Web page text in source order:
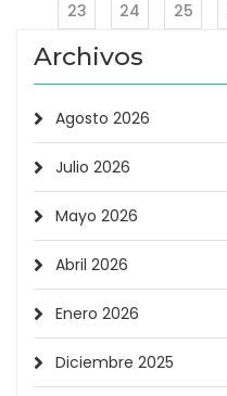
23
24 25
Archivos
Agosto 2026
Julio 2026
Mayo 2026
Abril 2026
Enero 2026
Diciembre 2025